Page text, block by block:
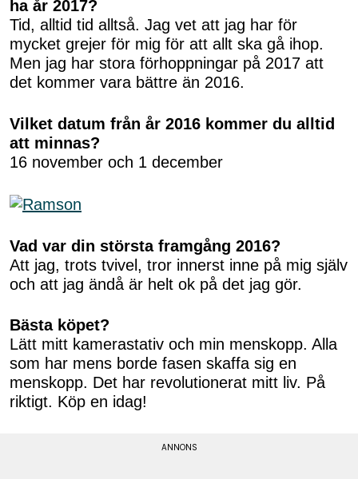
ha år 2017?
Tid, alltid tid alltså. Jag vet att jag har för
mycket grejer för mig för att allt ska gå ihop.
Men jag har stora förhoppningar på 2017 att
det kommer vara bättre än 2016.
Vilket datum från år 2016 kommer du alltid
att minnas?
16 november och 1 december
Vad var din största framgång 2016?
Att jag, trots tvivel, tror innerst inne på mig själv
och att jag ändå är helt ok på det jag gör.
Bästa köpet?
Lätt mitt kamerastativ och min menskopp. Alla
som har mens borde fasen skaffa sig en
menskopp. Det har revolutionerat mitt liv. På
riktigt. Köp en idag!